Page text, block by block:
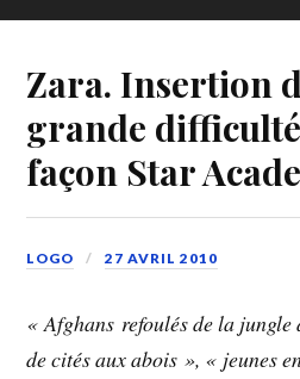
Zara. Insertion
grande
façon Star
LOGO 27 AVRIL 2010
« Afghans refoulés de la
de cités aux abois », « jeunes